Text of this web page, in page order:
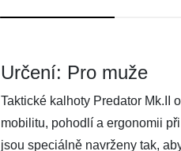
Určení: Pro muže
Taktické kalhoty Predator Mk.II
mobilitu, pohodlí a ergonomii
jsou speciálně navrženy tak,